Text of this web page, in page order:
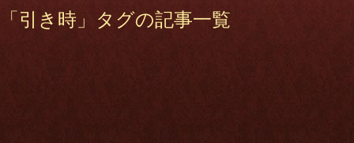
「引き時」タグの記事一覧